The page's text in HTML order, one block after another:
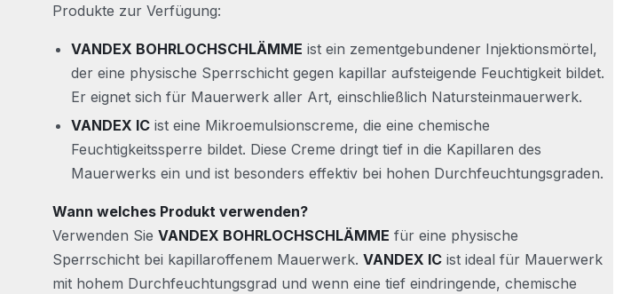
Produkte zur Verfügung:
VANDEX BOHRLOCHSCHLÄMME ist ein zementgebundener Injektionsmörtel,
der eine physische Sperrschicht gegen kapillar aufsteigende Feuchtigkeit bildet.
Er eignet sich für Mauerwerk aller Art, einschließlich Natursteinmauerwerk.
VANDEX ICist eine Mikroemulsionscreme, die eine chemische
Feuchtigkeitssperre bildet. Diese Creme dringt tief in die Kapillaren des
Mauerwerks ein und ist besonders effektiv bei hohen Durchfeuchtungsgraden.
Wann welches Produkt verwenden?
Verwenden Sie VANDEX BOHRLOCHSCHLÄMME für eine physische
Sperrschicht bei kapillaroffenem Mauerwerk. VANDEX IC ist ideal für Mauerwerk
mit hohem Durchfeuchtungsgrad und wenn eine tief eindringende, chemische